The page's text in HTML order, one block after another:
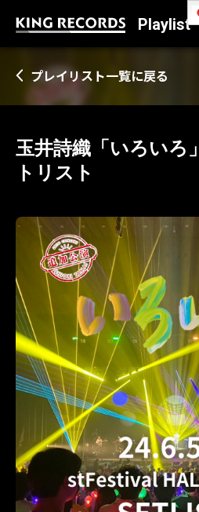
Playlist
プレイリスト一覧に戻る
玉井詩織「いろいろ
トリスト